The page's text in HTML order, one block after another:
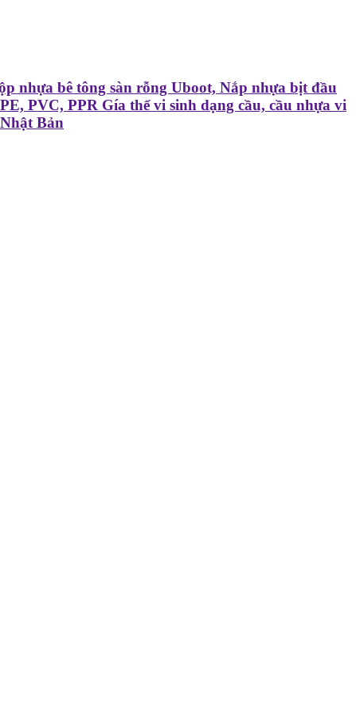
nhựa bê tông sàn rỗng Uboot, Nắp nhựa bịt đầu
PVC, PPR Gía thể vi sinh dạng cầu, cầu nhựa vi
Bản